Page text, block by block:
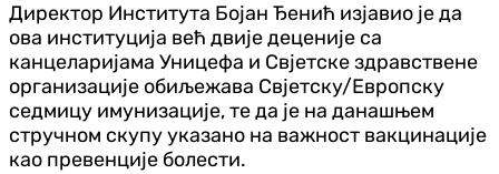
Директор Института Бојан Ђенић изјавио је да
ова институција већ двије деценије са
канцеларијама Уницефа и Свјетске здравствене
организације обиљежава Свјетску/Европску
седмицу имунизације, те да је на данашњем
стручном скупу указано на важност вакцинације
као превенције болести.